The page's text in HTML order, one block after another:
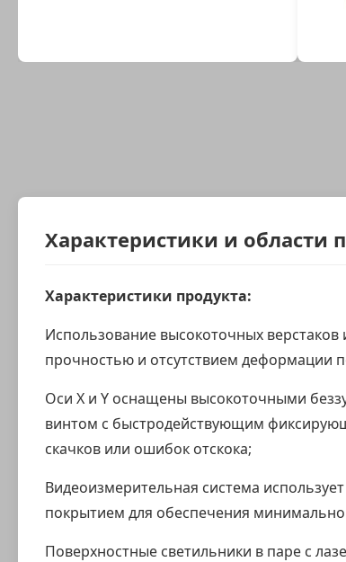
Характеристики и области
Характеристики продукта:
Использование высокоточных
прочностью и отсутствием деформации
Оси X и Y оснащены высокоточными
винтом с быстродействующим
скачков или ошибок отскока;
Видеоизмерительная система
покрытием для обеспечения
Поверхностные светильники в паре с